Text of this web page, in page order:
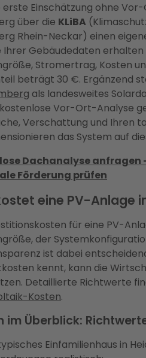
erste Einschätzung ohne
über die KLiBA
Rhein-Neckar) einen
Ihrer Gebäudedaten
Stromertrag, Kosten
beträgt 30 €. Ergänzend
als landesweites
Vor-Ort-Analyse
Verschattung und Ihren
das System auf
Dachanalyse anfragen
Förderung prüfen
eine PV-Anlage
für eine PV-
der
ist dabei
kennt, kann die
Detaillierte Richtwerte
Kosten.
im Überblick:
Einfamilienhaus in